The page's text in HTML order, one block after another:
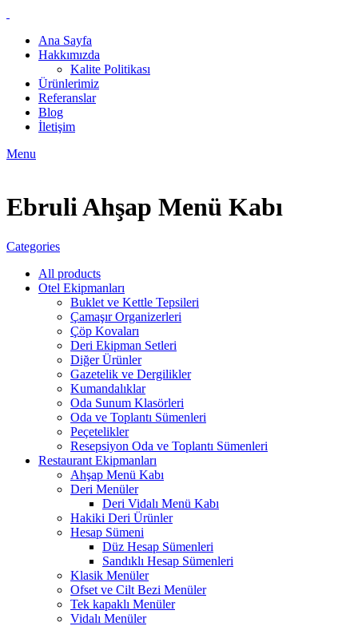
Ana Sayfa
Hakkımızda
Kalite Politikası
Ürünlerimiz
Referanslar
Blog
İletişim
Menu
Ebruli Ahşap Menü Kabı
Categories
All products
Otel Ekipmanları
Buklet ve Kettle Tepsileri
Çamaşır Organizerleri
Çöp Kovaları
Deri Ekipman Setleri
Diğer Ürünler
Gazetelik ve Dergilikler
Kumandalıklar
Oda Sunum Klasörleri
Oda ve Toplantı Sümenleri
Peçetelikler
Resepsiyon Oda ve Toplantı Sümenleri
Restaurant Ekipmanları
Ahşap Menü Kabı
Deri Menüler
Deri Vidalı Menü Kabı
Hakiki Deri Ürünler
Hesap Sümeni
Düz Hesap Sümenleri
Sandıklı Hesap Sümenleri
Klasik Menüler
Ofset ve Cilt Bezi Menüler
Tek kapaklı Menüler
Vidalı Menüler